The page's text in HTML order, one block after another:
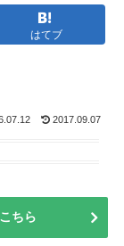
はてブ
2017.09.07
ちら